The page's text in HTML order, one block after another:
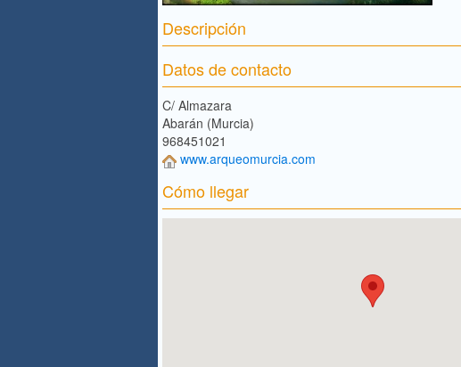
Descripción
Datos de contacto
C/ Almazara
Abarán (Murcia)
968451021
www.arqueomurcia.com
Cómo llegar